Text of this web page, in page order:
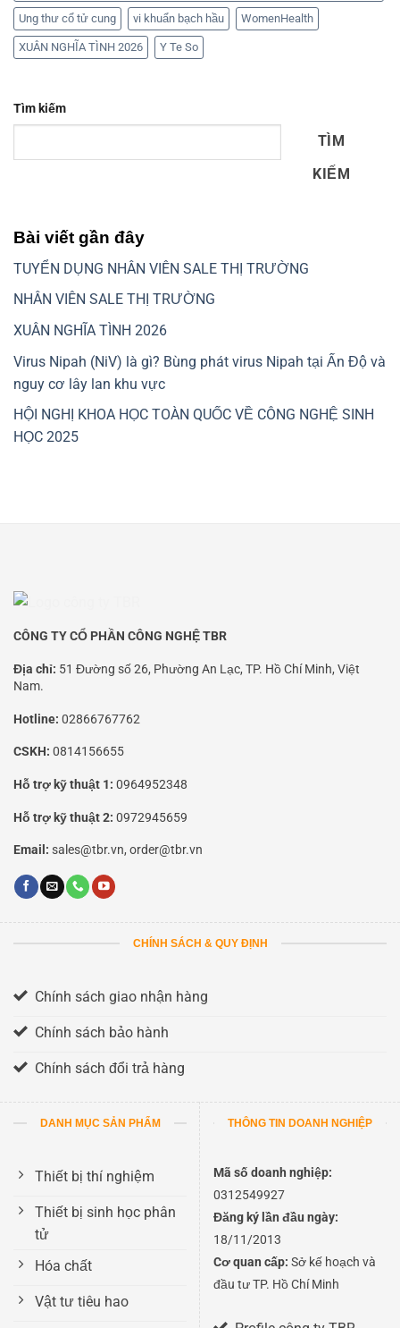
Ung thư cổ tử cung vi khuẩn bạch hầu WomenHealth
XUÂN NGHĨA TÌNH 2026 Y Te So
Tìm kiếm
TÌM
KIẾM
Bài viết gần đây
TUYỂN DỤNG NHÂN VIÊN SALE THỊ TRƯỜNG
NHÂN VIÊN SALE THỊ TRƯỜNG
XUÂN NGHĨA TÌNH 2026
Virus Nipah (NiV) là gì? Bùng phát virus Nipah tại Ấn Độ và
nguy cơ lây lan khu vực
HỘI NGHỊ KHOA HỌC TOÀN QUỐC VỀ CÔNG NGHỆ SINH
HỌC 2025
CÔNG TY CỔ PHẦN CÔNG NGHỆ TBR
Địa chỉ: 51 Đường số 26, Phường An Lạc, TP. Hồ Chí Minh, Việt
Nam.
Hotline: 02866767762
CSKH: 0814156655
Hỗ trợ kỹ thuật 1: 0964952348
Hỗ trợ kỹ thuật 2: 0972945659
Email: sales@tbr.vn, order@tbr.vn
CHÍNH SÁCH & QUY ĐỊNH
Chính sách giao nhận hàng
Chính sách bảo hành
Chính sách đổi trả hàng
DANH MỤC SẢN PHẨM
Thiết bị thí nghiệm
Thiết bị sinh học phân
tử
Hóa chất
Vật tư tiêu hao
THÔNG TIN DOANH NGHIỆP
Mã số doanh nghiệp:
0312549927
Đăng ký lần đầu ngày:
18/11/2013
Cơ quan cấp: Sở kế hoạch và
đầu tư TP. Hồ Chí Minh